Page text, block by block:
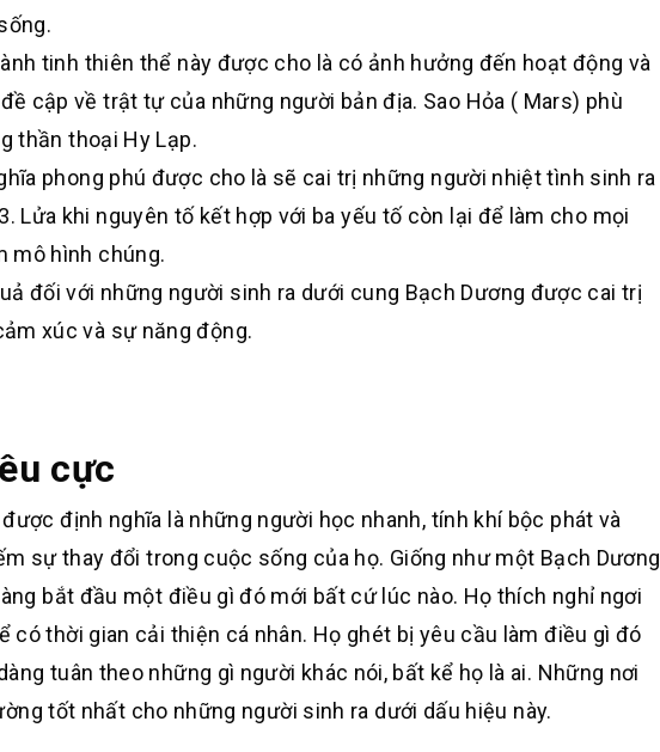
tinh thiên thể này được cho là có ảnh hưởng đến hoạt động và
cập về trật tự của những người bản địa. Sao Hỏa ( Mars) phù
thần thoại Hy Lạp.
phong phú được cho là sẽ cai trị những người nhiệt tình sinh ra
Lửa khi nguyên tố kết hợp với ba yếu tố còn lại để làm cho mọi
mô hình chúng.
đối với những người sinh ra dưới cung Bạch Dương được cai trị
xúc và sự năng động.
cực
định nghĩa là những người học nhanh, tính khí bộc phát và
sự thay đổi trong cuộc sống của họ. Giống như một Bạch Dương
bắt đầu một điều gì đó mới bất cứ lúc nào. Họ thích nghỉ ngơi
thời gian cải thiện cá nhân. Họ ghét bị yêu cầu làm điều gì đó
tuân theo những gì người khác nói, bất kể họ là ai. Những nơi
tốt nhất cho những người sinh ra dưới dấu hiệu này.